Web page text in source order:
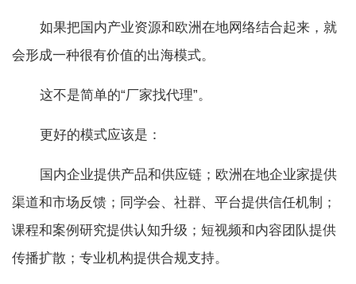
如果把国内产业资源和欧洲在地网络结合起来，就
会形成一种很有价值的出海模式。
这不是简单的“厂家找代理”。
更好的模式应该是：
国内企业提供产品和供应链；欧洲在地企业家提供
渠道和市场反馈；同学会、社群、平台提供信任机制；
课程和案例研究提供认知升级；短视频和内容团队提供
传播扩散；专业机构提供合规支持。